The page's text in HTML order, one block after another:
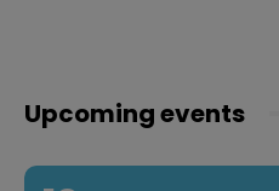
Upcoming events